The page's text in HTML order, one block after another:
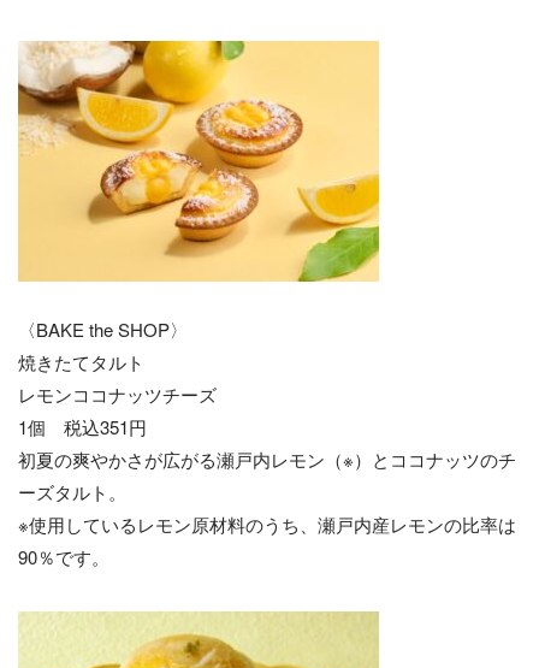
〈BAKE the SHOP〉
焼きたてタルト
レモンココナッツチーズ
1個 税込351円
初夏の爽やかさが広がる瀬戸内レモン（※）とココナッツのチ
ーズタルト。
※使用しているレモン原材料のうち、瀬戸内産レモンの比率は
90％です。